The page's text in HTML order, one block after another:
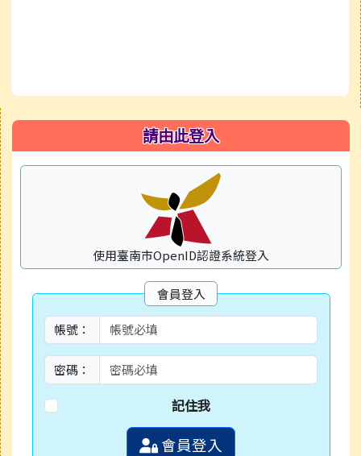
右邊區域內容 請由此登入
使用臺南市OpenID認證系統登入
會員登入
帳號：
密碼：
記住我
會員登入